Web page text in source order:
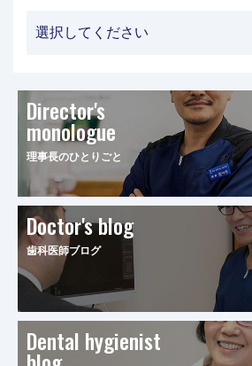
Director's
monologue
理事長のひとりごと
Doctor's blog
歯科医師ブログ
Dental hygienist